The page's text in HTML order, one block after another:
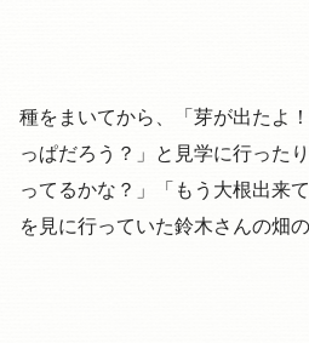
種をまいてから、「芽が出たよ
っぱだろう？」と見学に行った
ってるかな？」「もう大根出来
を見に行っていた鈴木さんの畑の